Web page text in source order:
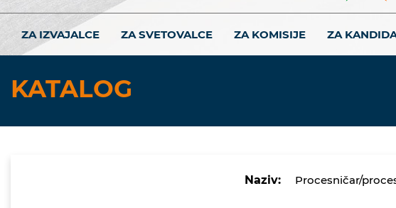
ZA IZVAJALCE ZA SVETOVALCE ZA KOMISIJE ZA
KATALOG
Naziv: Procesničar/